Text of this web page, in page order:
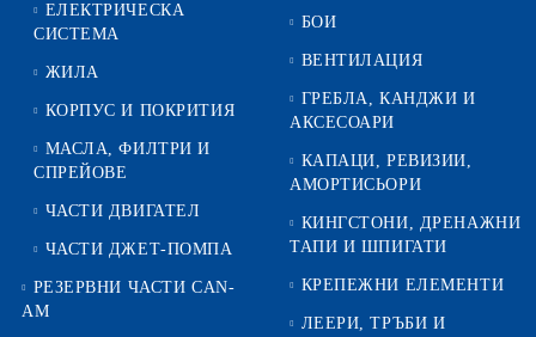
ЕЛЕКТРИЧЕСКА
СИСТЕМА
ЖИЛА
КОРПУС И ПОКРИТИЯ
МАСЛА, ФИЛТРИ И
СПРЕЙОВЕ
ЧАСТИ ДВИГАТЕЛ
ЧАСТИ ДЖЕТ-ПОМПА
РЕЗЕРВНИ ЧАСТИ CAN-
AM
БОИ
ВЕНТИЛАЦИЯ
ГРЕБЛА, КАНДЖИ И
АКСЕСОАРИ
КАПАЦИ, РЕВИЗИИ,
АМОРТИСЬОРИ
КИНГСТОНИ, ДРЕНАЖНИ
ТАПИ И ШПИГАТИ
КРЕПЕЖНИ ЕЛЕМЕНТИ
ЛЕЕРИ, ТРЪБИ И